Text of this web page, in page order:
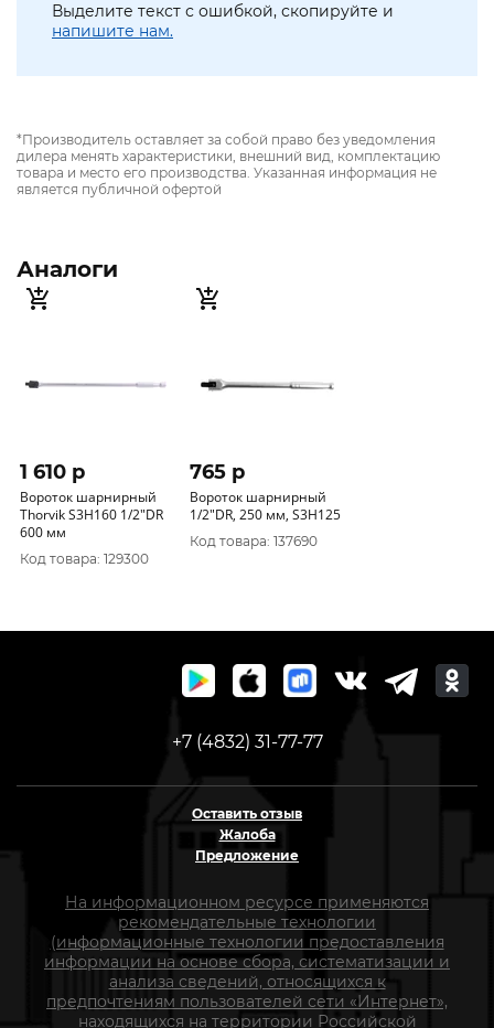
Выделите текст с ошибкой, скопируйте и
напишите нам.
*Производитель оставляет за собой право без уведомления
дилера менять характеристики, внешний вид, комплектацию
товара и место его производства. Указанная информация не
является публичной офертой
Аналоги
1 610 p
Вороток шарнирный
Thorvik S3H160 1/2"DR
600 мм
Код товара: 129300
765 p
Вороток шарнирный
1/2"DR, 250 мм, S3H125
Код товара: 137690
+7 (4832) 31-77-77
Оставить отзыв
Жалоба
Предложение
На информационном ресурсе применяются
рекомендательные технологии
(информационные технологии предоставления
информации на основе сбора, систематизации и
анализа сведений, относящихся к
предпочтениям пользователей сети «Интернет»,
находящихся на территории Российской